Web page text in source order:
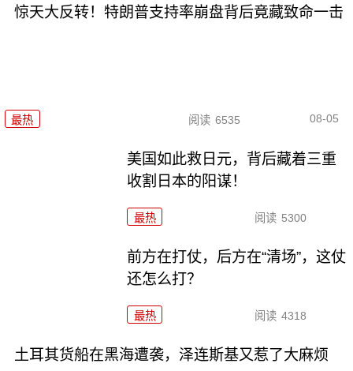
惊天大反转！特朗普支持率崩盘背后竟藏致命一击
最热 阅读 6535 08-05
美国如此救日元，背后藏着三重
收割日本的阳谋！
最热 阅读 5300
前方在打仗，后方在“清场”，这仗
还怎么打？
最热 阅读 4318
土耳其货船在黑海遭袭，泽连斯基又惹了大麻烦